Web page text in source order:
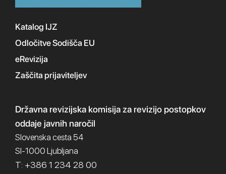
Katalog IJZ
Odločitve Sodišča EU
eRevizija
Zaščita prijaviteljev
Državna revizijska komisijaza revizijo postopkov
oddaje javnih naročil
Slovenska cesta 54
SI-1000 Ljubljana
T: +386 1 234 28 00